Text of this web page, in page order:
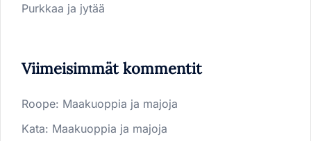
Purkkaa ja jytää
Viimeisimmät kommentit
Roope: Maakuoppia ja majoja
Kata: Maakuoppia ja majoja